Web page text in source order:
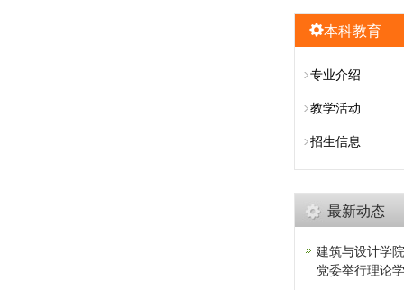
本科教育
专业介绍
教学活动
招生信息
最新动态
建筑与设计学
党委举行理论